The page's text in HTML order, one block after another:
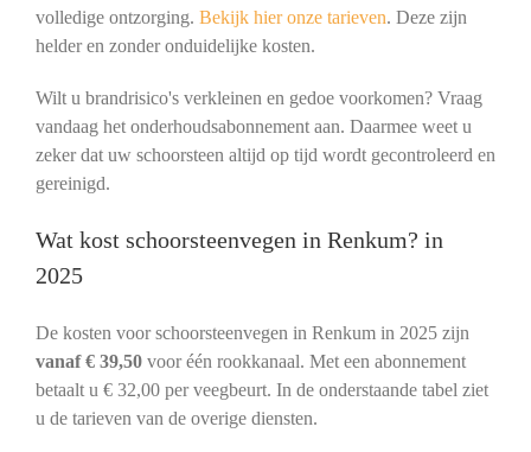
volledige ontzorging. Bekijk hier onze tarieven. Deze zijn
helder en zonder onduidelijke kosten.
Wilt u brandrisico's verkleinen en gedoe voorkomen? Vraag
vandaag het onderhoudsabonnement aan. Daarmee weet u
zeker dat uw schoorsteen altijd op tijd wordt gecontroleerd en
gereinigd.
Wat kost schoorsteenvegen in Renkum? in
2025
De kosten voor schoorsteenvegen in Renkum in 2025 zijn
vanaf € 39,50voor één rookkanaal. Met een abonnement
betaalt u € 32,00 per veegbeurt. In de onderstaande tabel ziet
u de tarieven van de overige diensten.